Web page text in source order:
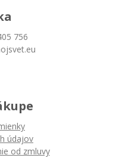
756
údajov
od zmluvy